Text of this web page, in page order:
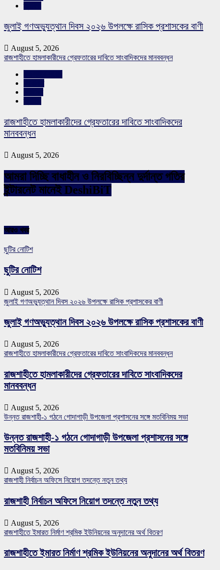
জুলাই গণঅভ্যুত্থান দিবস ২০২৬ উপলক্ষে রাসিক প্রশাসকের বাণী
August 5, 2026
রাজশাহীতে হামলাকারীদের গ্রেফতারের দাবিতে সাংবাদিকদের মানববন্ধন
রাজশাহীতে হামলাকারীদের গ্রেফতারের দাবিতে সাংবাদিকদের
মানববন্ধন
August 5, 2026
আমরা দিচ্ছি বাধাহীন ও নিরবিচ্ছিন্ন দুর্দান্ত গতির
ইন্টারনেট মানেই DeshiBiT
আরও খবর
ছুটির নোটিশ
ছুটির নোটিশ
August 5, 2026
জুলাই গণঅভ্যুত্থান দিবস ২০২৬ উপলক্ষে রাসিক প্রশাসকের বাণী
জুলাই গণঅভ্যুত্থান দিবস ২০২৬ উপলক্ষে রাসিক প্রশাসকের বাণী
August 5, 2026
রাজশাহীতে হামলাকারীদের গ্রেফতারের দাবিতে সাংবাদিকদের মানববন্ধন
রাজশাহীতে হামলাকারীদের গ্রেফতারের দাবিতে সাংবাদিকদের
মানববন্ধন
August 5, 2026
উন্নত রাজশাহী-১ গঠনে গোদাগাড়ী উপজেলা প্রশাসনের সঙ্গে মতবিনিময় সভা
উন্নত রাজশাহী-১ গঠনে গোদাগাড়ী উপজেলা প্রশাসনের সঙ্গে
মতবিনিময় সভা
August 5, 2026
রাজশাহী নির্বাচন অফিসে নিয়োগ তদন্তে নতুন তথ্য
রাজশাহী নির্বাচন অফিসে নিয়োগ তদন্তে নতুন তথ্য
August 5, 2026
রাজশাহীতে ইমারত নির্মাণ শ্রমিক ইউনিয়নের অনুদানের অর্থ বিতরণ
রাজশাহীতে ইমারত নির্মাণ শ্রমিক ইউনিয়নের অনুদানের অর্থ বিতরণ